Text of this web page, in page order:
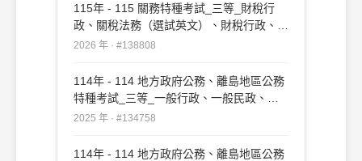
115年 - 115 關務特種考試_三等_財稅行
政、關稅法務（選試英文）、財稅行政、關
稅法務（選試日文）：行政法#138808
2026 年 · #138808
114年 - 114 地方政府公務、離島地區公務
特種考試_三等_一般行政、一般民政、戶
政、原住民族行政、社會行政、勞工行政、
政、農業行政：行政法#134758
2025 年 · #134758
114年 - 114 地方政府公務、離島地區公務